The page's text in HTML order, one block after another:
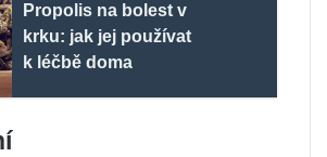
Propolis na bolest v
krku: jak jej používat
k léčbě doma